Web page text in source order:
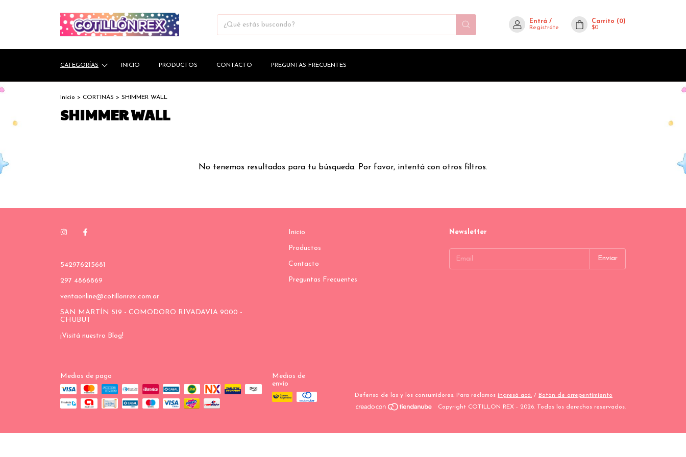
Entrá /
Registráte
Carrito (0)
$0
CATEGORÍAS INICIO PRODUCTOS CONTACTO PREGUNTAS FRECUENTES
Inicio > CORTINAS > SHIMMER WALL
SHIMMER WALL
No tenemos resultados para tu búsqueda. Por favor, intentá con otros filtros.
542976215681
297 4866869
ventaonline@cotillonrex.com.ar
SAN MARTÍN 519 - COMODORO RIVADAVIA 9000 -
CHUBUT
¡Visitá nuestro Blog!
Inicio
Productos
Contacto
Preguntas Frecuentes
Newsletter
Medios de pago
Medios de
envío
Defensa de las y los consumidores. Para reclamos ingresá acá. / Botón de arrepentimiento
Copyright COTILLON REX - 2026. Todos los derechos reservados.